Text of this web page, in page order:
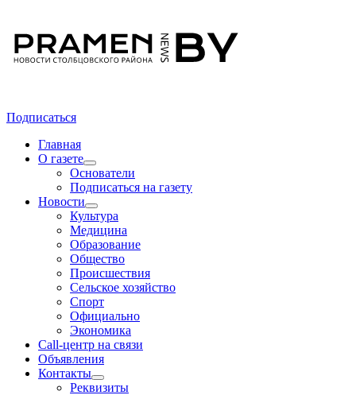
Подписаться
Главная
О газете
Основатели
Подписаться на газету
Новости
Культура
Медицина
Образование
Общество
Происшествия
Сельское хозяйство
Спорт
Официально
Экономика
Call-центр на связи
Объявления
Контакты
Реквизиты